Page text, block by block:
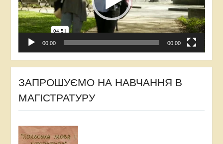
00:00 00:00
ЗАПРОШУЄМО НА НАВЧАННЯ В
МАГІСТРАТУРУ